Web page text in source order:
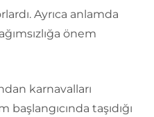
Ayrıca anlamda
önem
karnavalları
taşıdığı